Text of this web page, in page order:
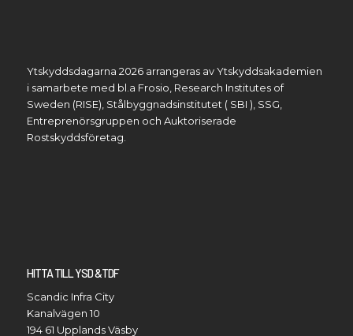
Ytskyddsdagarna 2026 arrangeras av Ytskyddsakademien
i samarbete med bl.a Frosio, Research Institutes of
Sweden (RISE), Stålbyggnadsinstitutet ( SBI ), SSG,
Entreprenörsgruppen och Auktoriserade
Rostskyddsföretag.
HITTA TILL YSD &TDF
Scandic Infra City
Kanalvägen 10
194 61 Upplands Väsby